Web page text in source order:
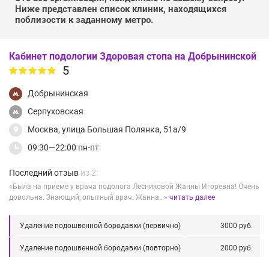
Ниже представлен список клиник, находящихся
поблизости к заданному метро.
Кабинет подологии Здоровая стопа на Добрынинской
5
Добрынинская
Серпуховская
Москва, улица Большая Полянка, 51а/9
09:30—22:00 пн-пт
Последний отзыв из 2:
«Была на приеме у врача подолога Лесниковой Жанны Игоревна! Очень
довольна. Знающий, опытный врач. Жанна…» читать далее
Удаление подошвенной бородавки (первично) 3000 руб.
Удаление подошвенной бородавки (повторно) 2000 руб.